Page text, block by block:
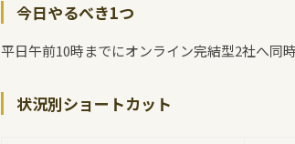
今日やるべき1つ
平日午前10時までにオンライン完結型2社へ同
状況別ショートカット